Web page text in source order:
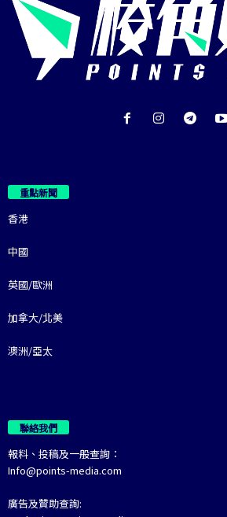
重點新聞
香港
中國
英國/歐洲
加拿大/北美
澳洲/亞太
聯絡我們
報料、投稿及一般查詢：
Info@points-media.com
廣告及贊助查詢: